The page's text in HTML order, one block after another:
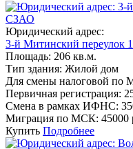
СЗАО
Юридический адрес:
3-й Митинский переулок
Площадь: 206 кв.м.
Тип здания: Жилой дом
Для смены налоговой по
Первичная регистрация:
Смена в рамках ИФНС:
Миграция по МСК: 45000
Купить Подробнее